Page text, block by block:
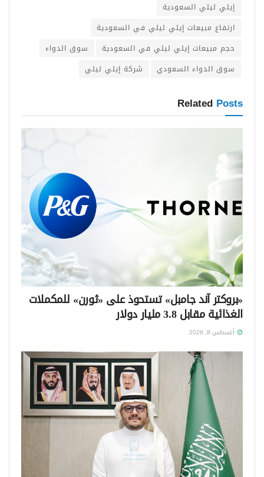
إيلي ليلي السعودية
ارتفاع مبيعات إيلي ليلي في السعودية
حجم مبيعات إيلي ليلي في السعودية
سوق الدواء
سوق الدواء السعودي
شركة إيلي ليلي
Related Posts
«بروكتر آند جامبل» تستحوذ على «ثورن» للمكملات
الغذائية مقابل 3.8 مليار دولار
أغسطس 8, 2026